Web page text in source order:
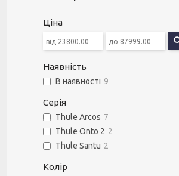
Ціна
Наявність
В наявності 9
Серія
Thule Arcos 7
Thule Onto 2 2
Thule Santu 2
Колір